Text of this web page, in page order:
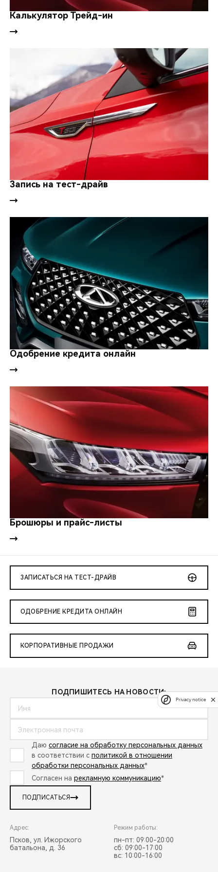
CHERY ДЛЯ ДЕТЕЙ
Калькулятор Трейд-ин
Запись на тест-драйв
Одобрение кредита онлайн
Брошюры и прайс-листы
ЗАПИСАТЬСЯ НА ТЕСТ-ДРАЙВ
ОДОБРЕНИЕ КРЕДИТА ОНЛАЙН
КОРПОРАТИВНЫЕ ПРОДАЖИ
ПОДПИШИТЕСЬ НА НОВОСТИ:
Даю согласие на обработку персональных данных
в соответствии с политикой в отношении
обработки персональных данных*
Согласен на рекламную коммуникацию*
ПОДПИСАТЬСЯ
Адрес:
Псков, ул. Ижорского
батальона, д. 36
Режим работы:
пн-пт: 09:00-20:00
сб: 09:00-17:00
вс: 10:00-16:00
Privacy notice